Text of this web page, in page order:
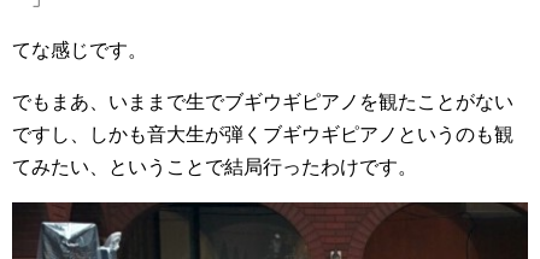
てな感じです。
でもまあ、いままで生でブギウギピアノを観たことがない
ですし、しかも音大生が弾くブギウギピアノというのも観
てみたい、ということで結局行ったわけです。